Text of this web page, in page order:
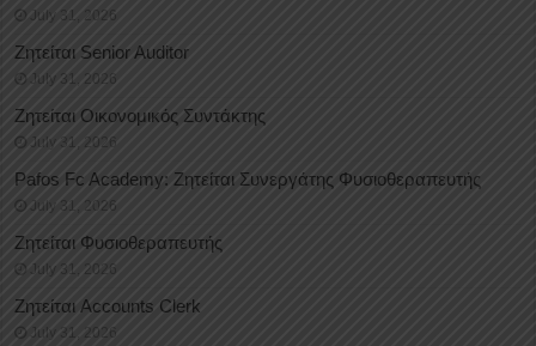
July 31, 2026
Ζητείται Senior Auditor
July 31, 2026
Ζητείται Οικονομικός Συντάκτης
July 31, 2026
Pafos Fc Academy: Ζητείται Συνεργάτης Φυσιοθεραπευτής
July 31, 2026
Ζητείται Φυσιοθεραπευτής
July 31, 2026
Ζητείται Accounts Clerk
July 31, 2026